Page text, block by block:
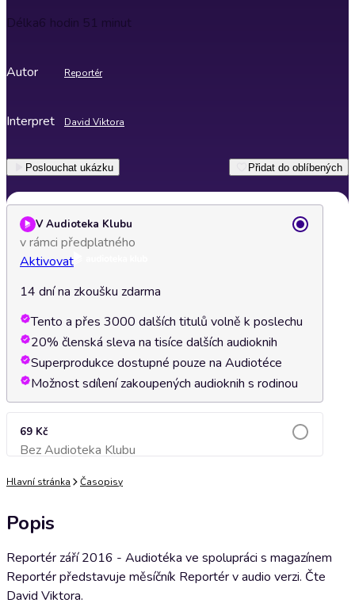
Délka6 hodin 51 minut
Autor Reportér
Interpret David Viktora
Poslouchat ukázku Přidat do oblíbených
V Audioteka Klubu
v rámci předplatného
Aktivovat
14 dní na zkoušku zdarma
Tento a přes 3000 dalších titulů volně k poslechu
20% členská sleva na tisíce dalších audioknih
Superprodukce dostupné pouze na Audiotéce
Možnost sdílení zakoupených audioknih s rodinou
69 Kč
Bez Audioteka KlubuPřidat do košíku
Hlavní stránka Časopisy
Popis
Reportér září 2016 - Audiotéka ve spolupráci s magazínem
Reportér představuje měsíčník Reportér v audio verzi. Čte
David Viktora.